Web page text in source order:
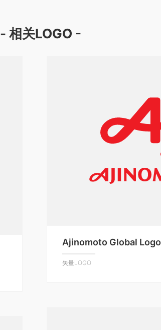
- 相关LOGO -
Ajinomoto Global Logo
矢量LOGO